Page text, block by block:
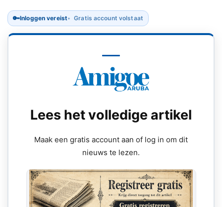
🔑Inloggen vereist Gratis account volstaat
Lees het volledige artikel
Maak een gratis account aan of log in om dit
nieuws te lezen.